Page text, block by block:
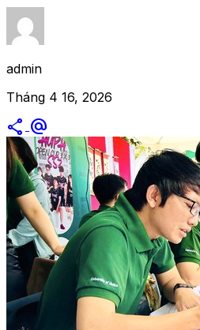
admin
Tháng 4 16, 2026
share alternate_email